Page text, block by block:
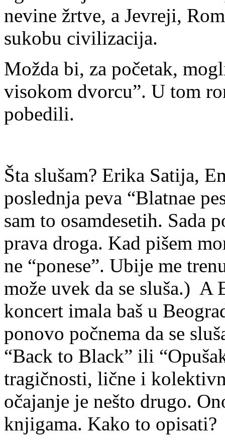
nevine žrtve, a Jevreji,
sukobu civilizacija.
Možda bi, za početak,
visokom dvorcu”. U tom
pobedili.
Šta slušam? Erika Satija,
poslednja peva “Blatnae
sam to osamdesetih. Sada
prava droga. Kad pišem
ne “ponese”. Ubije me
može uvek da se sluša.) A
koncert imala baš u
ponovo počnema da se
“Back to Black” ili
tragičnosti, lične i
očajanje je nešto drugo.
knjigama. Kako to opisati?